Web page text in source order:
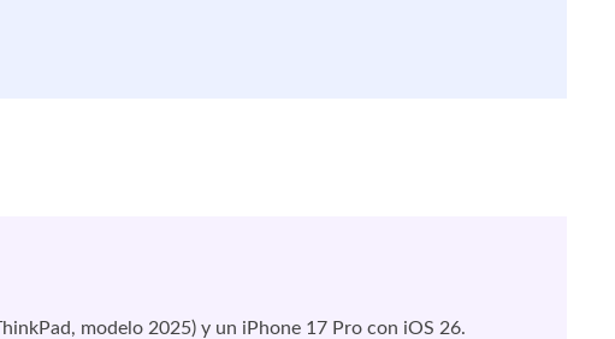
modelo 2025) y un iPhone 17 Pro con iOS 26.